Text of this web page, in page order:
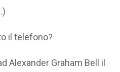
il telefono?
Alexander Graham Bell il